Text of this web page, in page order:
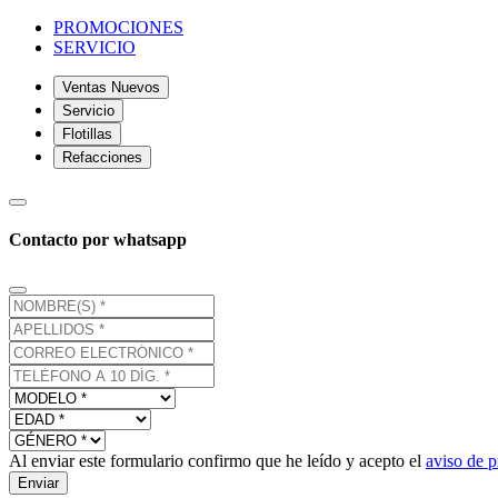
PROMOCIONES
SERVICIO
Ventas Nuevos
Servicio
Flotillas
Refacciones
Contacto por whatsapp
Al enviar este formulario confirmo que he leído y acepto el aviso de
Enviar